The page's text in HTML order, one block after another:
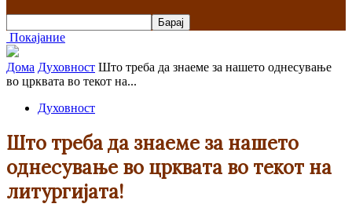
Покајание
Дома Духовност Што треба да знаеме за нашето однесување
во црквата во текот на...
Духовност
Што треба да знаеме за нашето
однесување во црквата во текот на
литургијата!